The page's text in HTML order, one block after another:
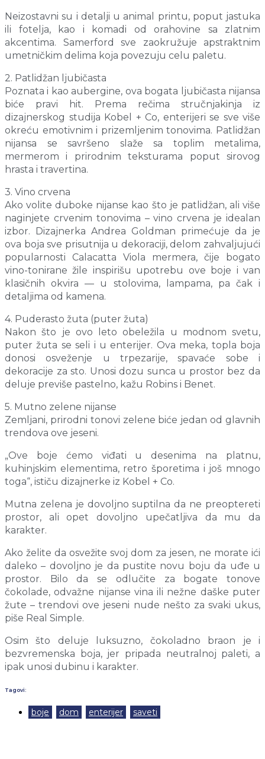
Neizostavni su i detalji u animal printu, poput jastuka
ili fotelja, kao i komadi od orahovine sa zlatnim
akcentima. Samerford sve zaokružuje apstraktnim
umetničkim delima koja povezuju celu paletu.
2. Patlidžan ljubičasta
Poznata i kao aubergine, ova bogata ljubičasta nijansa
biće pravi hit. Prema rečima stručnjakinja iz
dizajnerskog studija Kobel + Co, enterijeri se sve više
okreću emotivnim i prizemljenim tonovima. Patlidžan
nijansa se savršeno slaže sa toplim metalima,
mermerom i prirodnim teksturama poput sirovog
hrasta i travertina.
3. Vino crvena
Ako volite duboke nijanse kao što je patlidžan, ali više
naginjete crvenim tonovima – vino crvena je idealan
izbor. Dizajnerka Andrea Goldman primećuje da je
ova boja sve prisutnija u dekoraciji, delom zahvaljujući
popularnosti Calacatta Viola mermera, čije bogato
vino-tonirane žile inspirišu upotrebu ove boje i van
klasičnih okvira — u stolovima, lampama, pa čak i
detaljima od kamena.
4. Puderasto žuta (puter žuta)
Nakon što je ovo leto obeležila u modnom svetu,
puter žuta se seli i u enterijer. Ova meka, topla boja
donosi osveženje u trpezarije, spavaće sobe i
dekoracije za sto. Unosi dozu sunca u prostor bez da
deluje previše pastelno, kažu Robins i Benet.
5. Mutno zelene nijanse
Zemljani, prirodni tonovi zelene biće jedan od glavnih
trendova ove jeseni.
„Ove boje ćemo viđati u desenima na platnu,
kuhinjskim elementima, retro šporetima i još mnogo
toga“, ističu dizajnerke iz Kobel + Co.
Mutna zelena je dovoljno suptilna da ne preoptereti
prostor, ali opet dovoljno upečatljiva da mu da
karakter.
Ako želite da osvežite svoj dom za jesen, ne morate ići
daleko – dovoljno je da pustite novu boju da uđe u
prostor. Bilo da se odlučite za bogate tonove
čokolade, odvažne nijanse vina ili nežne daške puter
žute – trendovi ove jeseni nude nešto za svaki ukus,
piše Real Simple.
Osim što deluje luksuzno, čokoladno braon je i
bezvremenska boja, jer pripada neutralnoj paleti, a
ipak unosi dubinu i karakter.
Tagovi:
boje dom enterijer saveti